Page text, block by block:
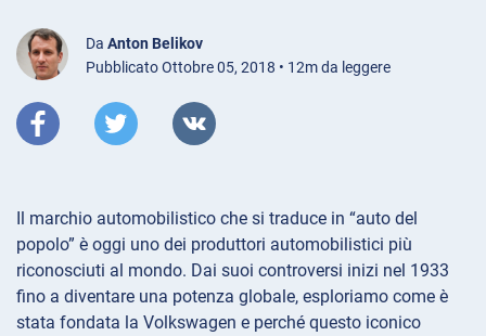
Da Anton Belikov
Pubblicato Ottobre 05, 2018 • 12m da leggere
Il marchio automobilistico che si traduce in “auto del
popolo” è oggi uno dei produttori automobilistici più
riconosciuti al mondo. Dai suoi controversi inizi nel 1933
fino a diventare una potenza globale, esploriamo come è
stata fondata la Volkswagen e perché questo iconico